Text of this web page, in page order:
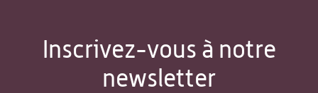
Inscrivez-vous à notre
newsletter